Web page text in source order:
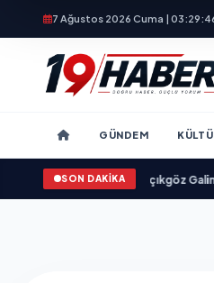
7 Ağustos 2026 Cuma |
GÜNDEM
SON DAKİKA
•Ali Emre Açıkgöz Galimidi,